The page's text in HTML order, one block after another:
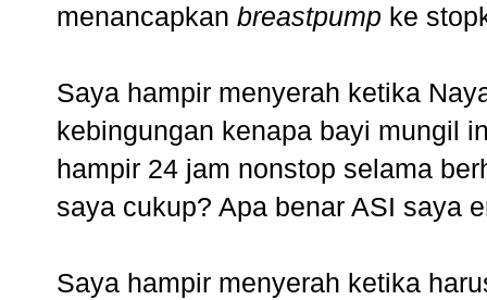
menancapkan breastpump ke
Saya hampir menyerah ketika
kebingungan kenapa bayi mungil
hampir 24 jam nonstop selama
saya cukup? Apa benar ASI saya
Saya hampir menyerah ketika